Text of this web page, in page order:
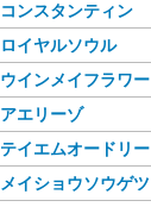
コンスタンティン
ロイヤルソウル
ウインメイフラワー
アエリーゾ
テイエムオードリー
メイショウソウゲツ